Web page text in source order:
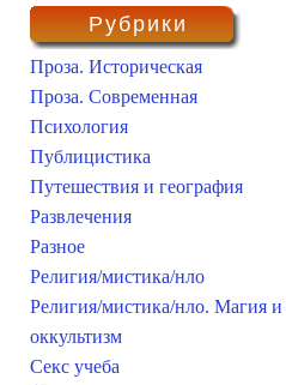
Рубрики
Проза. Историческая
Проза. Современная
Психология
Публицистика
Путешествия и география
Развлечения
Разное
Религия/мистика/нло
Религия/мистика/нло. Магия и
оккультизм
Секс учеба